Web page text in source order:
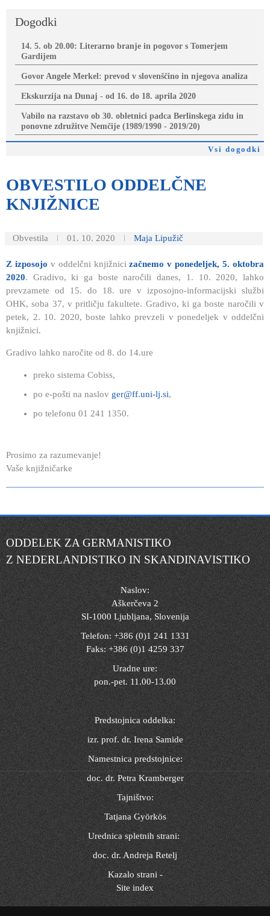
Dogodki
14. 5. ob 20.00: Literarno branje in pogovor s Tomerjem
Gardijem
Govor Angele Merkel: prevod v slovenščino in njegova analiza
Ekskurzija na Dunaj - od 16. do 18. aprila 2020
Vabilo na razstavo ob 30. obletnici padca Berlinskega zidu in
ponovne združitve Nemčije (1989/1990 - 2019/20)
Vsi dogodki
OBVESTILO ODDELČNE
KNJIŽNICE
Obvestila 01. 10. 2020 Maja Lipužič
Z izposojo v oddelčni knjižnicizačnemo v ponedeljek, 5. oktobra
2020. Gradivo, ki ga boste naročili danes, 1. 10. 2020, lahko
prevzamete od 15. do 18. ure v izposojno-informacijski službi
OHK, soba 37, v pritličju fakultete. Gradivo, ki ga boste naročili v
petek, 2. 10. 2020, boste lahko prevzeli v ponedeljek v oddelčni
knjižnici.
Gradivo lahko naročite od 8. do 14.ure
preko sistema Cobiss,
po e-pošti na naslov ger@ff.uni-lj.si,
po telefonu 01 241 1350.
Prosimo za razumevanje!
Vaše knjižničarke
ODDELEK ZA GERMANISTIKO
Z NEDERLANDISTIKO IN SKANDINAVISTIKO
Naslov:
Aškerčeva 2
SI-1000 Ljubljana, Slovenija
Telefon: +386 (0)1 241 1331
Faks: +386 (0)1 4259 337
Uradne ure:
pon.-pet. 11.00-13.00
Predstojnica oddelka:
izr. prof. dr. Irena Samide
Namestnica predstojnice:
doc. dr. Petra Kramberger
Tajništvo:
Tatjana Györkös
Urednica spletnih strani:
doc. dr. Andreja Retelj
Kazalo strani -
Site index